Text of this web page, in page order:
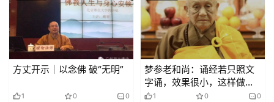
方丈开示｜以念佛 破“无明”
1 0 0
梦参老和尚：诵经若只照文
字诵，效果很小，这样做力
量就大了
1 0 0